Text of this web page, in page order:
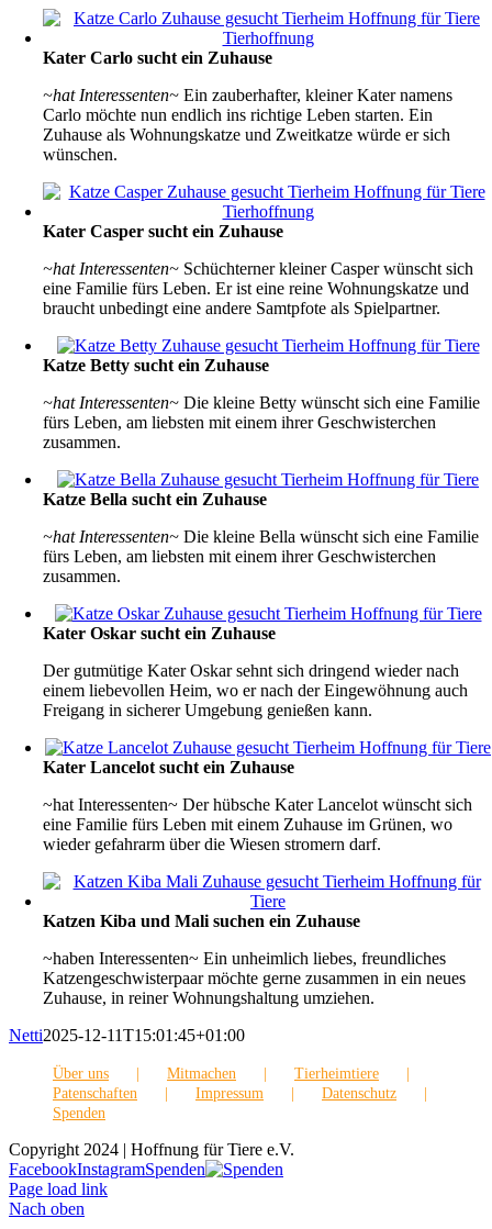
Kater Carlo sucht ein Zuhause
~hat Interessenten~ Ein zauberhafter, kleiner Kater namens
Carlo möchte nun endlich ins richtige Leben starten. Ein
Zuhause als Wohnungskatze und Zweitkatze würde er sich
wünschen.
Kater Casper sucht ein Zuhause
~hat Interessenten~ Schüchterner kleiner Casper wünscht sich
eine Familie fürs Leben. Er ist eine reine Wohnungskatze und
braucht unbedingt eine andere Samtpfote als Spielpartner.
Katze Betty sucht ein Zuhause
~hat Interessenten~ Die kleine Betty wünscht sich eine Familie
fürs Leben, am liebsten mit einem ihrer Geschwisterchen
zusammen.
Katze Bella sucht ein Zuhause
~hat Interessenten~ Die kleine Bella wünscht sich eine Familie
fürs Leben, am liebsten mit einem ihrer Geschwisterchen
zusammen.
Kater Oskar sucht ein Zuhause
Der gutmütige Kater Oskar sehnt sich dringend wieder nach
einem liebevollen Heim, wo er nach der Eingewöhnung auch
Freigang in sicherer Umgebung genießen kann.
Kater Lancelot sucht ein Zuhause
~hat Interessenten~ Der hübsche Kater Lancelot wünscht sich
eine Familie fürs Leben mit einem Zuhause im Grünen, wo
wieder gefahrarm über die Wiesen stromern darf.
Katzen Kiba und Mali suchen ein Zuhause
~haben Interessenten~ Ein unheimlich liebes, freundliches
Katzengeschwisterpaar möchte gerne zusammen in ein neues
Zuhause, in reiner Wohnungshaltung umziehen.
Netti2025-12-11T15:01:45+01:00
Über uns Mitmachen
Tierheimtiere
Patenschaften
Impressum
Datenschutz
Spenden
Copyright 2024 | Hoffnung für Tiere e.V.
FacebookInstagramSpenden
Page load link
Nach oben